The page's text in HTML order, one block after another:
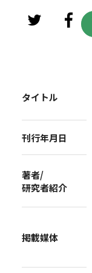
タイトル
刊行年月日
著者/
研究者紹介
掲載媒体